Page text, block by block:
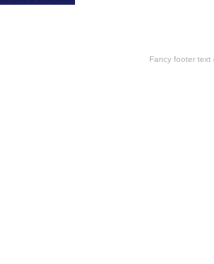
Fancy footer